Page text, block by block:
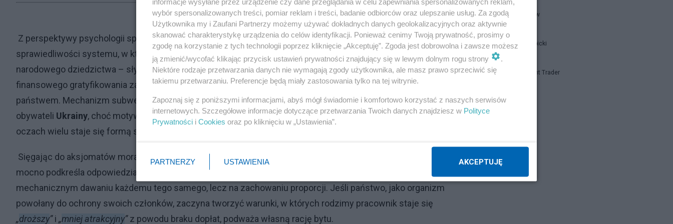
Reklama
Z perspektywy psychologii społecznej, poczucie bezpieczeństwa jednostki opiera się na przewidywalności i
sprawiedliwości systemu, w którym funkcjonuje. Kiedy polski pracownik – płatnik podatków i sukcesor
narodowego dziedzictwa – słyszy w urzędzie„dla Pana nic nie ma”,podczas gdy obok powstają mechanizmy
finansowego gratyfikowania zatrudnienia cudzoziemców, dochodzi do naruszenia tzw.„umowy emocjonalnej
państwem. Mechanizm subwencji i preferencyjnych stawekZUSdla przedsiębiorców zatrudniających
obywateli Ukrainy, choć motywowany szczytną ideą integracji i odpowiedzią na kryzys demograficzny, w
oczach wielu staje się formą systemowej dyskryminacji.
Sięgając do aksjomatów moralnych,Bibliauczy nas gościnności wobec przybysza
mocno podkreśla odpowiedzialność za własny dom
mechanicznym dawaniu każdemu tego samego, lecz na zachowaniu proporcji. Jeśli państwo, jako organizm
powołany do ochrony swoich członków, zaczyna tworzyć warunki, w których rodzimy pracownik staje się
„droższy”i „mniej atrakcyjny”z powodu braku dopłat, podważa własną rację bytu.
threeme-ww
Jan Filip Libicki
Independent Trader
wybór spersonalizowanych treści, pomiar reklam i treści, badanie odbiorców oraz ulepszanie usług. Za zgodą
Użytkownika my i Zaufani Partnerzy możemy używać dokładnych danych geolokalizacyjnych oraz aktywnie
skanować charakterystykę urządzenia do celów identyfikacji. Ponieważ cenimy Twoją prywatność, prosimy o
zgodę na korzystanie z tych technologii poprzez kliknięcie „Akceptuję”. Zgoda jest dobrowolna i zawsze możesz
ją zmienić/wycofać klikając przycisk ustawień prywatności znajdujący się w lewym dolnym rogu strony
.
Niektóre rodzaje przetwarzania danych nie wymagają zgody użytkownika, ale masz prawo sprzeciwić się
takiemu przetwarzaniu. Preferencje będą miały zastosowania tylko na tej witrynie.
Zapoznaj się z poniższymi informacjami, abyś mógł świadomie i komfortowo korzystać z naszych serwisów
internetowych. Szczegółowe informacje dotyczące przetwarzania Twoich danych znajdziesz w Polityce
Prywatności i Cookies oraz po kliknięciu w „Ustawienia”.
PARTNERZY USTAWIENIA AKCEPTUJĘ